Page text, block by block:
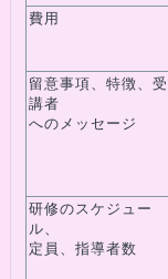
費用
留意事項、特徴、受
講者
へのメッセージ
研修のスケジュー
ル、
定員、指導者数